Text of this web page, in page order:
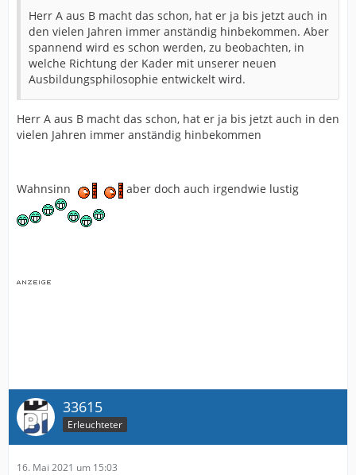
Herr A aus B macht das schon, hat er ja bis jetzt auch in
den vielen Jahren immer anständig hinbekommen. Aber
spannend wird es schon werden, zu beobachten, in
welche Richtung der Kader mit unserer neuen
Ausbildungsphilosophie entwickelt wird.
Herr A aus B macht das schon, hat er ja bis jetzt auch in den
vielen Jahren immer anständig hinbekommen
Wahnsinn aber doch auch irgendwie lustig
33615
Erleuchteter
16. Mai 2021 um 15:03